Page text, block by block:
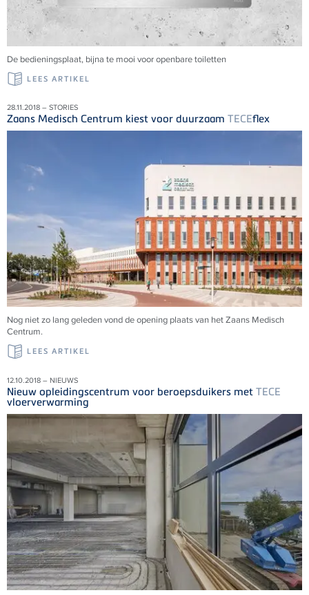
De bedieningsplaat, bijna te mooi voor openbare toiletten
LEES ARTIKEL
28.11.2018 – STORIES
Zaans Medisch Centrum kiest voor duurzaam TECEflex
Nog niet zo lang geleden vond de opening plaats van het Zaans Medisch
Centrum.
LEES ARTIKEL
12.10.2018 – NIEUWS
Nieuw opleidingscentrum voor beroepsduikers met TECE
vloerverwarming